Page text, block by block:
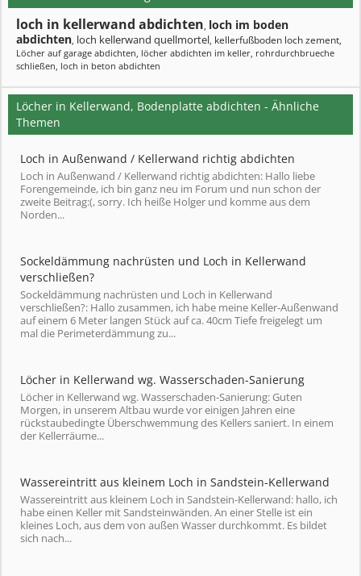
loch in kellerwand abdichten, loch im boden
abdichten, loch kellerwand quellmortel, kellerfußboden loch zement,
Löcher auf garage abdichten, löcher abdichten im keller, rohrdurchbrueche
schließen, loch in beton abdichten
Löcher in Kellerwand, Bodenplatte abdichten - Ähnliche
Themen
Loch in Außenwand / Kellerwand richtig abdichten
Loch in Außenwand / Kellerwand richtig abdichten: Hallo liebe
Forengemeinde, ich bin ganz neu im Forum und nun schon der
zweite Beitrag:(, sorry. Ich heiße Holger und komme aus dem
Norden...
Sockeldämmung nachrüsten und Loch in Kellerwand
verschließen?
Sockeldämmung nachrüsten und Loch in Kellerwand
verschließen?: Hallo zusammen, ich habe meine Keller-Außenwand
auf einem 6 Meter langen Stück auf ca. 40cm Tiefe freigelegt um
mal die Perimeterdämmung zu...
Löcher in Kellerwand wg. Wasserschaden-Sanierung
Löcher in Kellerwand wg. Wasserschaden-Sanierung: Guten
Morgen, in unserem Altbau wurde vor einigen Jahren eine
rückstaubedingte Überschwemmung des Kellers saniert. In einem
der Kellerräume...
Wassereintritt aus kleinem Loch in Sandstein-Kellerwand
Wassereintritt aus kleinem Loch in Sandstein-Kellerwand: hallo, ich
habe einen Keller mit Sandsteinwänden. An einer Stelle ist ein
kleines Loch, aus dem von außen Wasser durchkommt. Es bildet
sich nach...